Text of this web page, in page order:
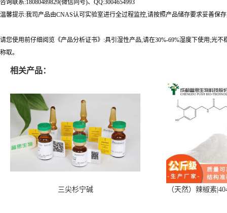
咨询联系:18080489829(微信同号)、QQ:3004654993
温馨提示:我司产品由CNAS认可实验室进行全过程监控,请按照产品储存要求妥善保
请您使用前仔细阅览《产品分析证书》:具引湿性产品,请在30%-69%湿度下使用;光
称取。
相关产品：
三尖杉宁碱 （天然）辣椒素